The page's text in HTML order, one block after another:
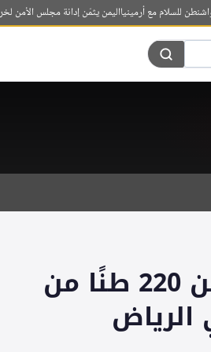
للسلام مع أرمينيااليمن يثمّن إدانة مجلس الأمن لخرق
مبادرة «ثلث الأضحية» توزع أكثر من 220 طنًا من